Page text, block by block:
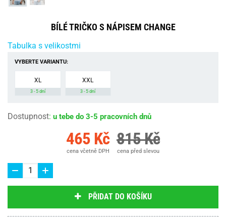
BÍLÉ TRIČKO S NÁPISEM CHANGE
Tabulka s velikostmi
VYBERTE VARIANTU:
XL
3 - 5 dní
XXL
3 - 5 dní
Dostupnost: u tebe do 3-5 pracovních dnů
465 Kč
cena včetně DPH
815 Kč
cena před slevou
PŘIDAT DO KOŠÍKU